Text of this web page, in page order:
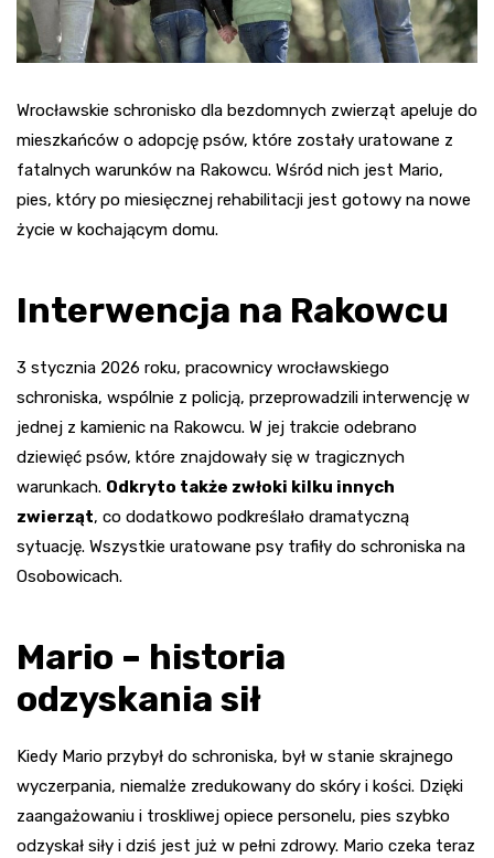
Wrocławskie schronisko dla bezdomnych zwierząt apeluje do
mieszkańców o adopcję psów, które zostały uratowane z
fatalnych warunków na Rakowcu. Wśród nich jest Mario,
pies, który po miesięcznej rehabilitacji jest gotowy na nowe
życie w kochającym domu.
Interwencja na Rakowcu
3 stycznia 2026 roku, pracownicy wrocławskiego
schroniska, wspólnie z policją, przeprowadzili interwencję w
jednej z kamienic na Rakowcu. W jej trakcie odebrano
dziewięć psów, które znajdowały się w tragicznych
warunkach. Odkryto także zwłoki kilku innych
zwierząt, co dodatkowo podkreślało dramatyczną
sytuację. Wszystkie uratowane psy trafiły do schroniska na
Osobowicach.
Mario – historia
odzyskania sił
Kiedy Mario przybył do schroniska, był w stanie skrajnego
wyczerpania, niemalże zredukowany do skóry i kości. Dzięki
zaangażowaniu i troskliwej opiece personelu, pies szybko
odzyskał siły i dziś jest już w pełni zdrowy. Mario czeka teraz